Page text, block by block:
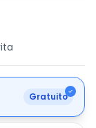
Gratuito